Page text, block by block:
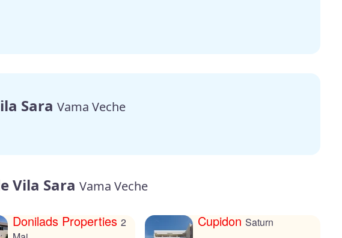
Sara Vama Veche
Vila Sara Vama Veche
Donilads Properties 2
Cupidon Saturn